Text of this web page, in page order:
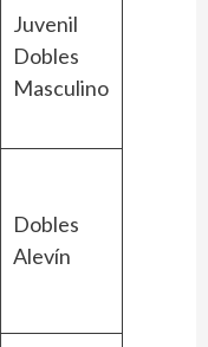
Juvenil
Dobles
Masculino
Dobles
Alevín